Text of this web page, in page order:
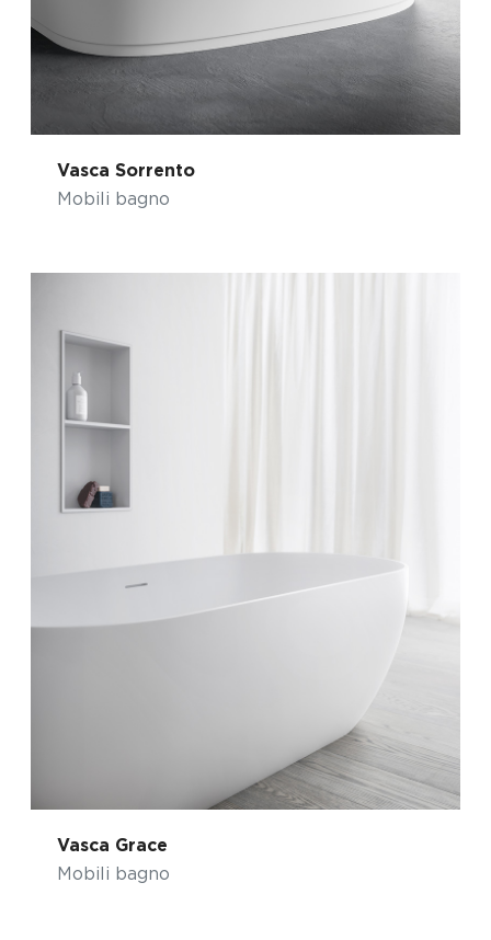
Vasca Sorrento
Mobili bagno
Vasca Grace
Mobili bagno